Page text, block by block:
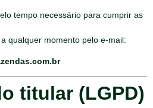
tempo necessário para cumprir as
qualquer momento pelo e-mail:
titular (LGPD)